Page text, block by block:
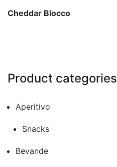
Cheddar Blocco
Product categories
Aperitivo
Snacks
Bevande